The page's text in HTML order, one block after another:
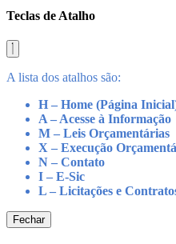
Teclas de Atalho
A lista dos atalhos são:
H – Home (Página
A – Acesse à Informação
M – Leis Orçamentárias
X – Execução
N – Contato
I – E-Sic
L – Licitações e
Fechar